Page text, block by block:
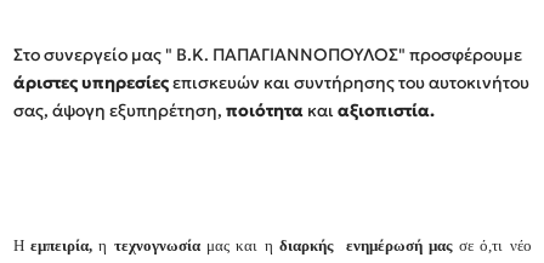
Στο συνεργείο μας " Β.Κ. ΠΑΠΑΓΙΑΝΝΟΠΟΥΛΟΣ" προσφέρουμε
άριστες υπηρεσίεςεπισκευών και συντήρησης του αυτοκινήτου
σας, άψογη εξυπηρέτηση, ποιότητακαιαξιοπιστία.
Η εμπειρία,η τεχνογνωσίαμας και ηδιαρκής ενημέρωσή μας σε ό,τι νέο